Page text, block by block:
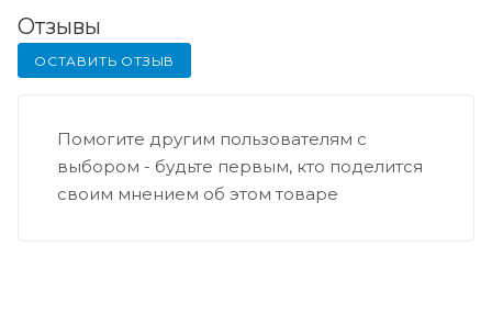
Отзывы
ОСТАВИТЬ ОТЗЫВ
Помогите другим пользователям с
выбором - будьте первым, кто поделится
своим мнением об этом товаре